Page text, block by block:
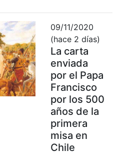
09/11/2020
(hace 2 días)
La carta
enviada
por el Papa
Francisco
por los 500
años de la
primera
misa en
Chile